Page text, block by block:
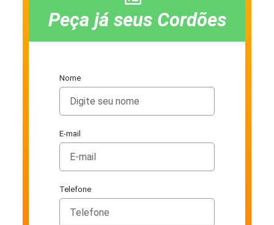
Peça já seus Cordões
Nome
E-mail
Telefone